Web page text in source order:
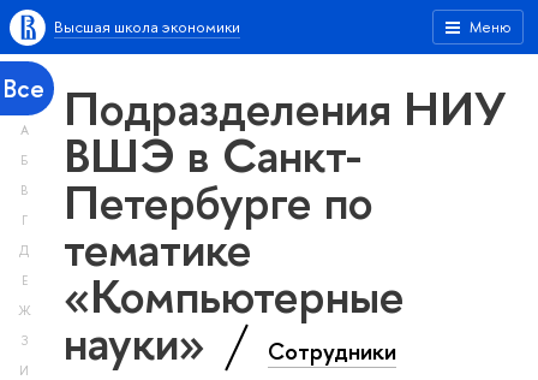
Меню
Высшая школа экономики
Все
А
Б
В
Г
Д
Е
Ж
З
И
Подразделения НИУ
ВШЭ в Санкт-
Петербурге по
тематике
«Компьютерные
науки» Сотрудники